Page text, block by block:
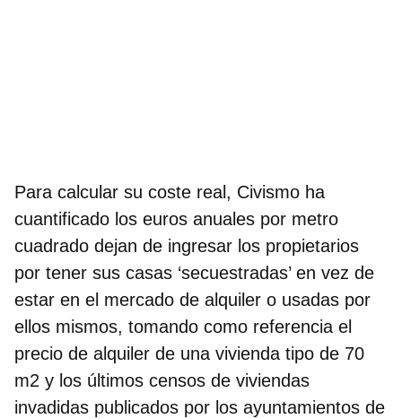
Para calcular su coste real, Civismo ha
cuantificado los euros anuales por metro
cuadrado dejan de ingresar los propietarios
por tener sus casas ‘secuestradas’ en vez de
estar en el mercado de alquiler o usadas por
ellos mismos, tomando como referencia el
precio de alquiler de una vivienda tipo de 70
m2 y los últimos censos de viviendas
invadidas publicados por los ayuntamientos de